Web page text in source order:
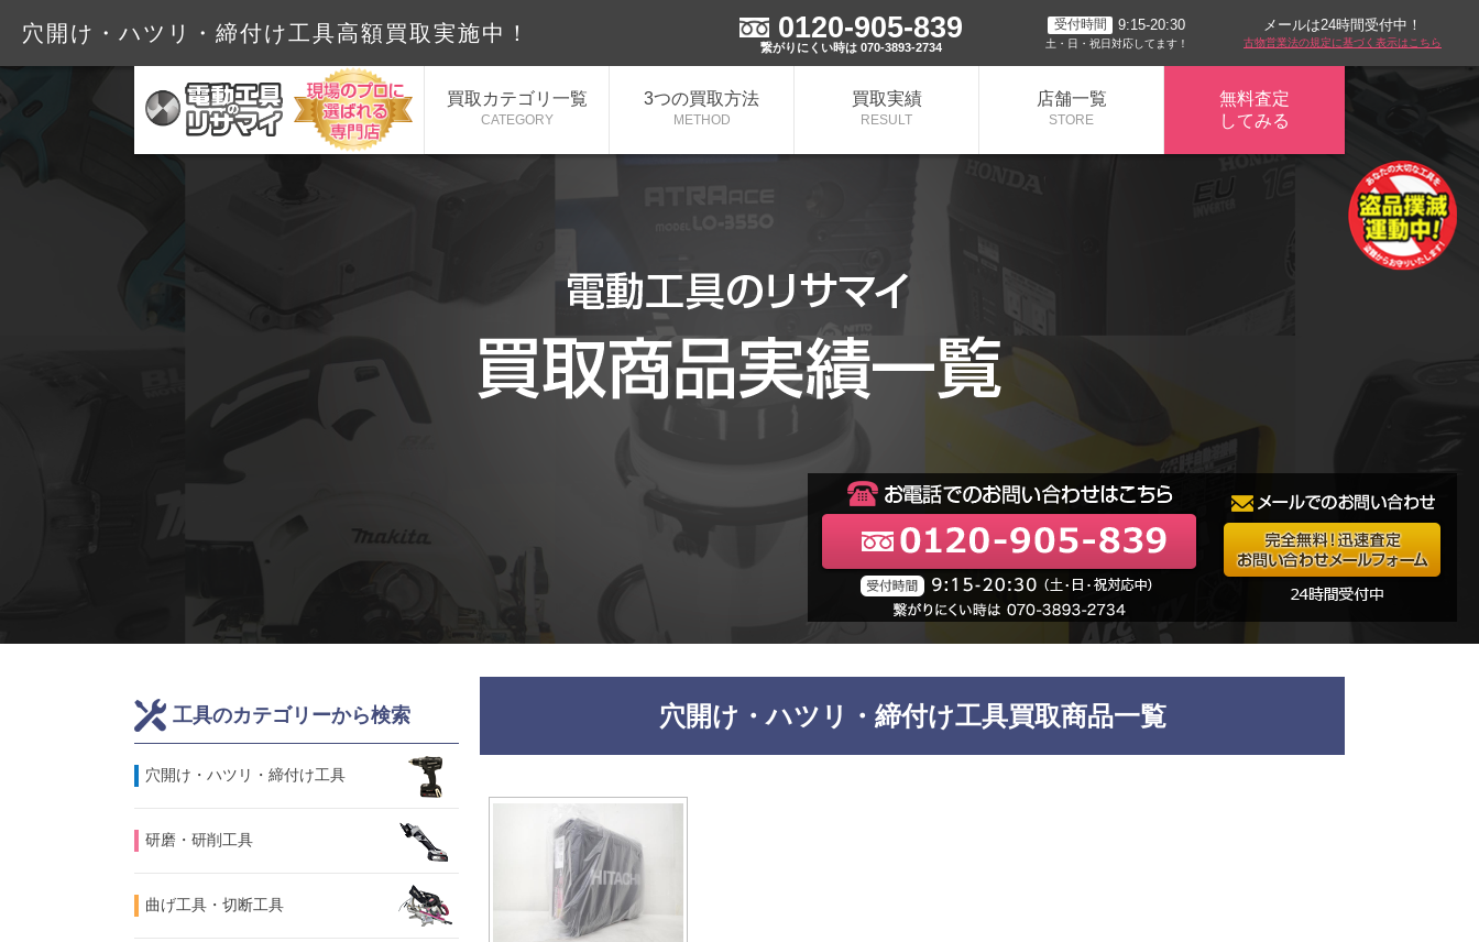
穴開け・ハツリ・締付け工具高額買取実施中！ 0120-905-839
繋がりにくい時は 070-3893-2734
受付時間 9:15-20:30
土・日・祝日対応してます！
メールは24時間受付中！
古物営業法の規定に基づく表示はこちら
買取カテゴリ一覧
CATEGORY
3つの買取方法
METHOD
買取実績
RESULT
店舗一覧
STORE
無料査定
してみる
工具のカテゴリーから検索
⽳開け・ハツリ・締付け工具
研磨・研削工具
曲げ工具・切断工具
穴開け・ハツリ・締付け工具買取商品一覧